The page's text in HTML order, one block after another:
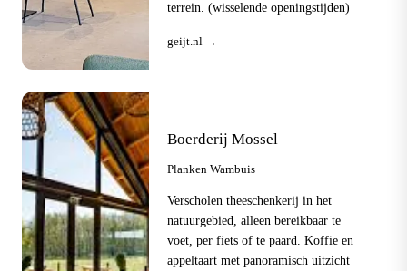
terrein. (wisselende openingstijden)
geijt.nl →
Boerderij Mossel
Planken Wambuis
Verscholen theeschenkerij in het
natuurgebied, alleen bereikbaar te
voet, per fiets of te paard. Koffie en
appeltaart met panoramisch uitzicht